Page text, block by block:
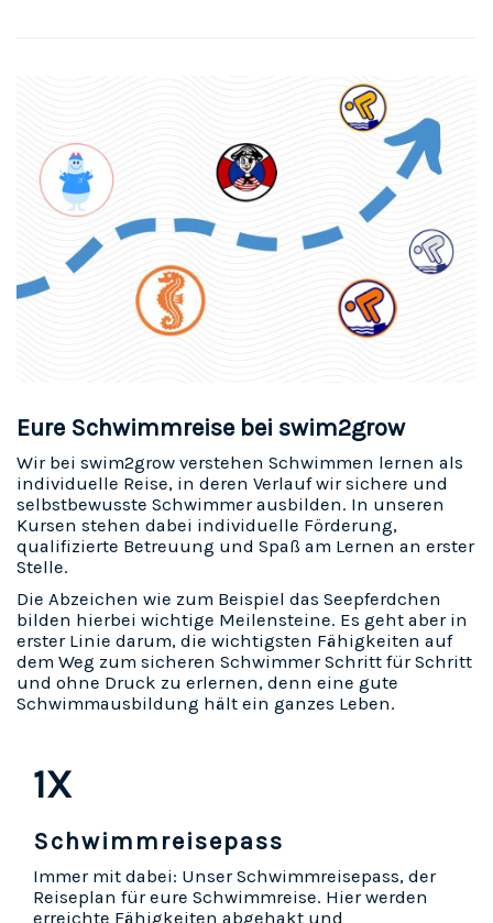
Eure Schwimmreise bei swim2grow
Wir bei swim2grow verstehen Schwimmen lernen als
individuelle Reise, in deren Verlauf wir sichere und
selbstbewusste Schwimmer ausbilden. In unseren
Kursen stehen dabei individuelle Förderung,
qualifizierte Betreuung und Spaß am Lernen an erster
Stelle.
Die Abzeichen wie zum Beispiel das Seepferdchen
bilden hierbei wichtige Meilensteine. Es geht aber in
erster Linie darum, die wichtigsten Fähigkeiten auf
dem Weg zum sicheren Schwimmer Schritt für Schritt
und ohne Druck zu erlernen, denn eine gute
Schwimmausbildung hält ein ganzes Leben.
1X
Schwimmreisepass
Immer mit dabei: Unser Schwimmreisepass, der
Reiseplan für eure Schwimmreise. Hier werden
erreichte Fähigkeiten abgehakt und